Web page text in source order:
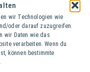
wir Technologien wie
oder darauf zuzugreifen.
wir Daten wie das
verarbeiten. Wenn du
können bestimmte
sich durch ein
aus, das durch
die